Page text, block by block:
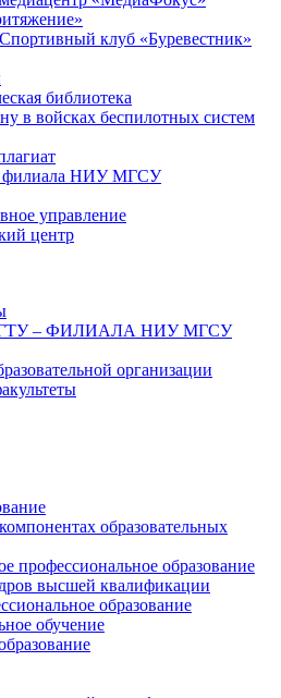
клуб «Буревестник»
библиотека
в войсках беспилотных систем
филиала НИУ МГСУ
управление
центр
– ФИЛИАЛА НИУ МГСУ
организации
образовательных
профессиональное образование
высшей квалификации
образование
обучение